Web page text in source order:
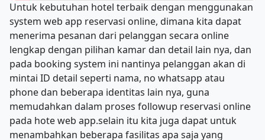
Untuk kebutuhan hotel terbaik dengan menggunakan
system web app reservasi online, dimana kita dapat
menerima pesanan dari pelanggan secara online
lengkap dengan pilihan kamar dan detail lain nya, dan
pada booking system ini nantinya pelanggan akan di
mintai ID detail seperti nama, no whatsapp atau
phone dan beberapa identitas lain nya, guna
memudahkan dalam proses followup reservasi online
pada hote web app.selain itu kita juga dapat untuk
menambahkan beberapa fasilitas apa saja yang